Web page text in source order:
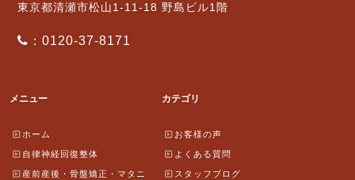
東京都清瀬市松山1-11-18 野島ビル1階
：0120-37-8171
メニュー
ホーム
自律神経回復整体
産前産後・骨盤矯正・マタニ
カテゴリ
お客様の声
よくある質問
スタッフブログ